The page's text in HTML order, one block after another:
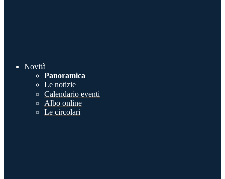
Novità
Panoramica
Le notizie
Calendario eventi
Albo online
Le circolari